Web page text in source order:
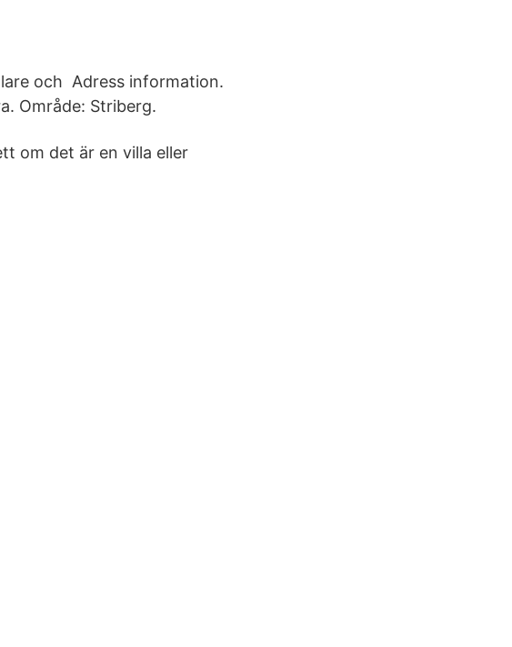
och Adress information.
Område: Striberg.
om det är en villa eller